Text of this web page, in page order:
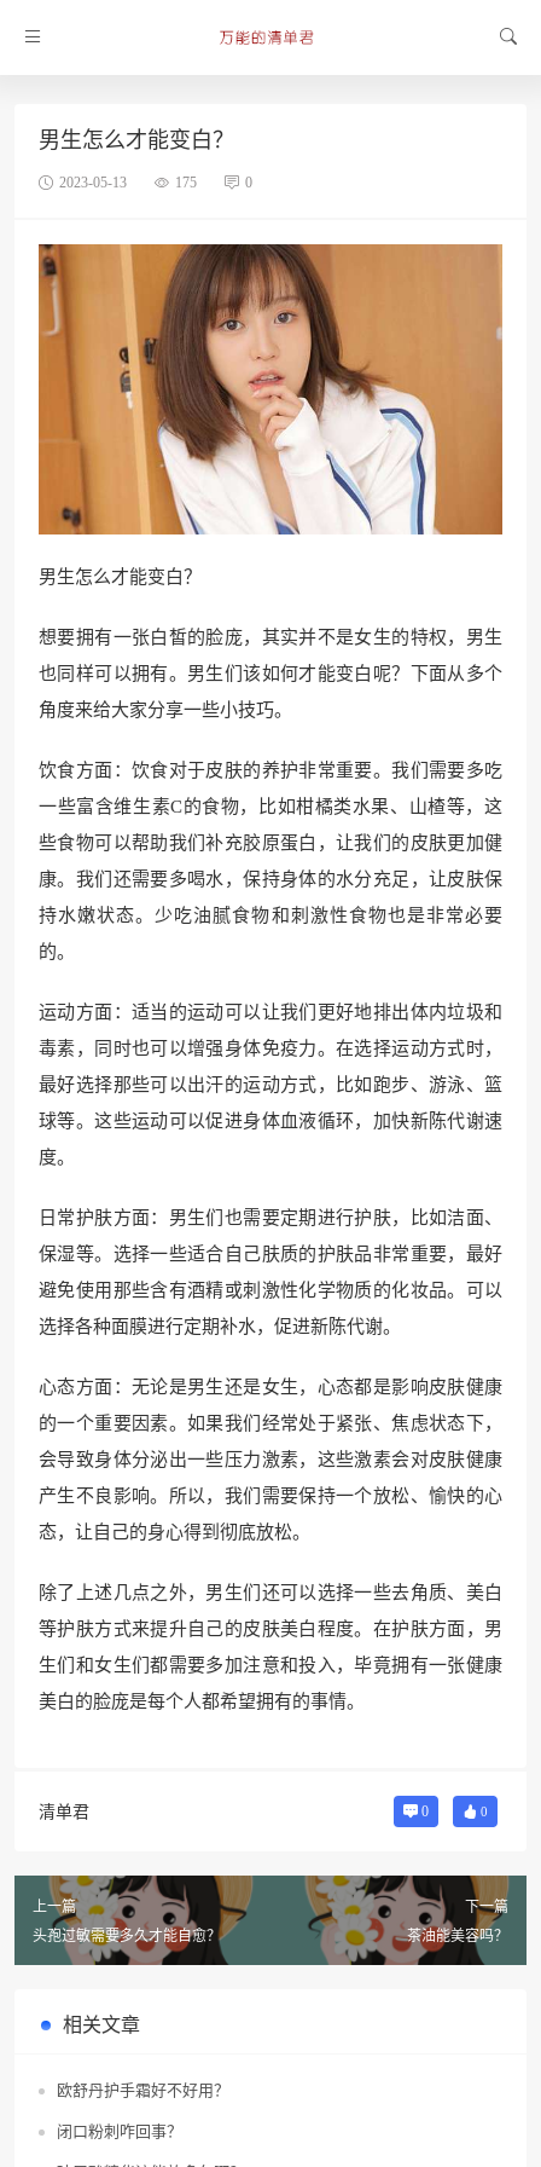
男生怎么才能变白？
2023-05-13 175 0
男生怎么才能变白？
想要拥有一张白皙的脸庞，其实并不是女生的特权，男生
也同样可以拥有。男生们该如何才能变白呢？下面从多个
角度来给大家分享一些小技巧。
饮食方面：饮食对于皮肤的养护非常重要。我们需要多吃
一些富含维生素C的食物，比如柑橘类水果、山楂等，这
些食物可以帮助我们补充胶原蛋白，让我们的皮肤更加健
康。我们还需要多喝水，保持身体的水分充足，让皮肤保
持水嫩状态。少吃油腻食物和刺激性食物也是非常必要
的。
运动方面：适当的运动可以让我们更好地排出体内垃圾和
毒素，同时也可以增强身体免疫力。在选择运动方式时，
最好选择那些可以出汗的运动方式，比如跑步、游泳、篮
球等。这些运动可以促进身体血液循环，加快新陈代谢速
度。
日常护肤方面：男生们也需要定期进行护肤，比如洁面、
保湿等。选择一些适合自己肤质的护肤品非常重要，最好
避免使用那些含有酒精或刺激性化学物质的化妆品。可以
选择各种面膜进行定期补水，促进新陈代谢。
心态方面：无论是男生还是女生，心态都是影响皮肤健康
的一个重要因素。如果我们经常处于紧张、焦虑状态下，
会导致身体分泌出一些压力激素，这些激素会对皮肤健康
产生不良影响。所以，我们需要保持一个放松、愉快的心
态，让自己的身心得到彻底放松。
除了上述几点之外，男生们还可以选择一些去角质、美白
等护肤方式来提升自己的皮肤美白程度。在护肤方面，男
生们和女生们都需要多加注意和投入，毕竟拥有一张健康
美白的脸庞是每个人都希望拥有的事情。
清单君 0 0
上一篇
头孢过敏需要多久才能自愈？
下一篇
茶油能美容吗？
相关文章
欧舒丹护手霜好不好用？
闭口粉刺咋回事？